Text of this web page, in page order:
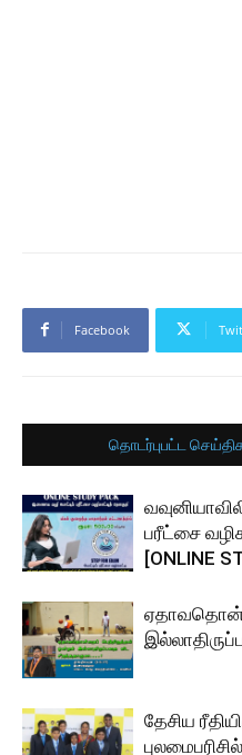
Facebook
தொடர்புபட்ட
பரீட்சை
[ONLINE
தேசிய